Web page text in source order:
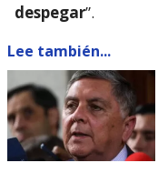
despegar”.
Lee también...